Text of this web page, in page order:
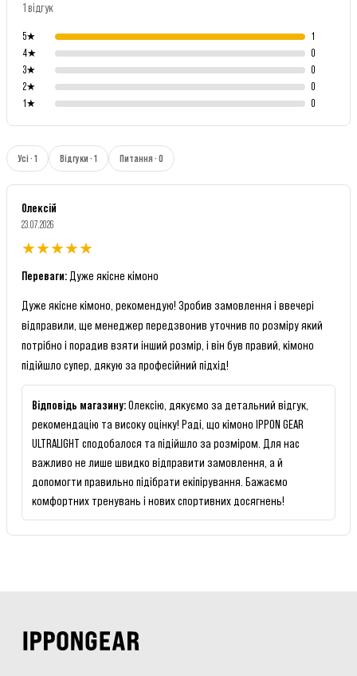
1 відгук
5★
1
4★
0
3★
0
2★
0
1★ 0
Усі · 1 Відгуки · 1 Питання · 0
Олексій
23.07.2026
★★★★★
Переваги: Дуже якісне кімоно
Дуже якісне кімоно, рекомендую! Зробив замовлення і ввечері
відправили, ще менеджер передзвонив уточнив по розміру який
потрібно і порадив взяти інший розмір, і він був правий, кімоно
підійшло супер, дякую за професійний підхід!
Відповідь магазину:Олексію, дякуємо за детальний відгук,
рекомендацію та високу оцінку! Раді, що кімоно IPPON GEAR
ULTRALIGHT сподобалося та підійшло за розміром. Для нас
важливо не лише швидко відправити замовлення, а й
допомогти правильно підібрати екіпірування. Бажаємо
комфортних тренувань і нових спортивних досягнень!